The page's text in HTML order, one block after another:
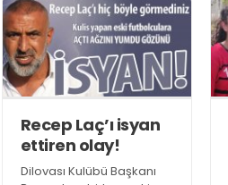
Amatörevi toplantı
salonunda gerçekleşen
kura çekimini Futbol İl
Temsilcisi Mithat Ağa
koordine ederken, kura
çekimine kulüpler yoğun
Recep Laç’ı isyan
ettiren olay!
Dilovası Kulübü Başkanı